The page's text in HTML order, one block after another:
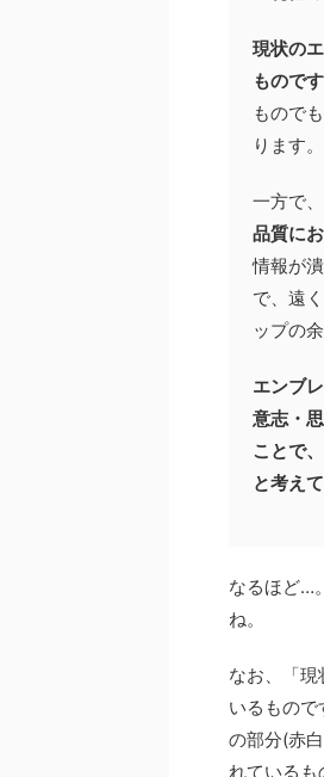
現状の
ものです
もので
ります。
一方で、
品質に
情報が
で、遠
ップの
エンブ
意志・
ことで
と考え
なるほど…
ね。
なお、「
いるもの
の部分(赤
れているも